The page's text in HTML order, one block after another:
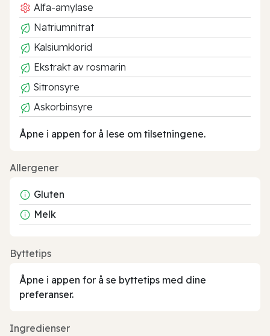
Alfa-amylase
Natriumnitrat
Kalsiumklorid
Ekstrakt av rosmarin
Sitronsyre
Askorbinsyre
Åpne i appen for å lese om tilsetningene.
Allergener
Gluten
Melk
Byttetips
Åpne i appen for å se byttetips med dine
preferanser.
Ingredienser